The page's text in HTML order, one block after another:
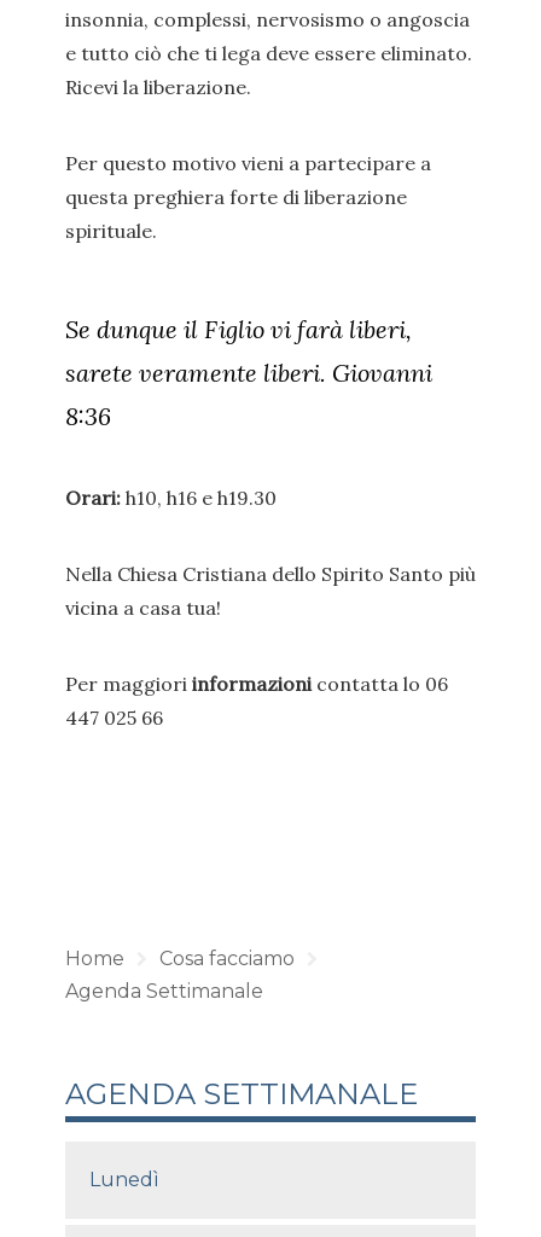
insonnia, complessi, nervosismo o angoscia
e tutto ciò che ti lega deve essere eliminato.
Ricevi la liberazione.
Per questo motivo vieni a partecipare a
questa preghiera forte di liberazione
spirituale.
Se dunque il Figlio vi farà liberi,
sarete veramente liberi. Giovanni
8:36
Orari: h10, h16 e h19.30
Nella Chiesa Cristiana dello Spirito Santo più
vicina a casa tua!
Per maggiori informazionicontatta lo 06
447 025 66
Home
Cosa facciamo
Agenda Settimanale
AGENDA SETTIMANALE
Lunedì